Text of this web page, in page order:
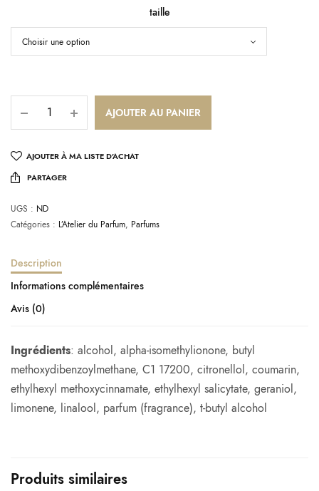
taille
AJOUTER AU PANIER
AJOUTER À MA LISTE D’ACHAT
PARTAGER
UGS : ND
Catégories : L’Atelier du Parfum, Parfums
Description
Informations complémentaires
Avis (0)
Ingrédients: alcohol, alpha-isomethylionone, butyl
methoxydibenzoylmethane, C1 17200, citronellol, coumarin,
ethylhexyl methoxycinnamate, ethylhexyl salicytate, geraniol,
limonene, linalool, parfum (fragrance), t-butyl alcohol
Produits similaires